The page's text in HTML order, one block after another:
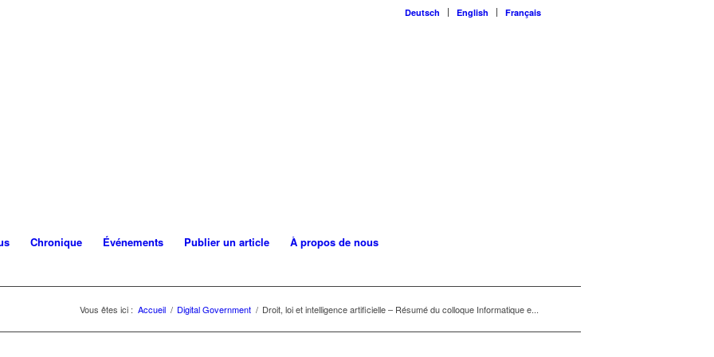
Deutsch English Français
Chronique Événements Publier un article À propos de nous
Vous êtes ici : Accueil / Digital Government / Droit, loi et intelligence artificielle – Résumé du colloque Informatique e...